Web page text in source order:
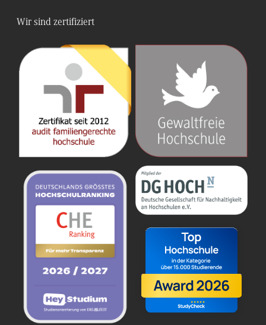
Wir sind zertifiziert